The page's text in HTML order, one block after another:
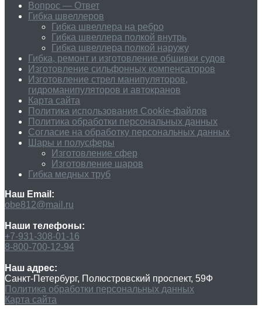
Вопрос — Ответ
Гибка швеллеров
Гибка швеллера на ребро
Гибка швеллера полкой внутрь
Гибка швеллера полкой наружу
Гибка, ремонт и изготовление обшивки судов
Изготовление сильфонных компенсаторов
Изготовление стрел манипуляторов,
гидроманипуляторов и автокранов
Карта сайта
Политика использования Cookie-файлов
Политика обработки персональных данных
Согласие на обработку персональных данных
Шары и полусферы
Изготовление сфер
Изготовление шаров
Гибка медных труб
Наш Email:
obe812@mail.ru
Наши телефоны:
+7-931-308-01-16
8-800-700-12-94
Наш адрес:
Санкт-Петербург, Полюстровский проспект, 59Ф
Политика обработки персональных данных
Карта сайта